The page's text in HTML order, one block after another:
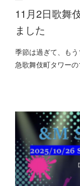
11月2日歌舞
ました
季節は過ぎて、も
急歌舞伎町タワー